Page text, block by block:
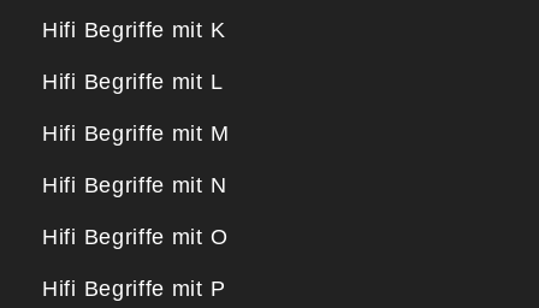
Hifi Begriffe mit K
Hifi Begriffe mit L
Hifi Begriffe mit M
Hifi Begriffe mit N
Hifi Begriffe mit O
Hifi Begriffe mit P